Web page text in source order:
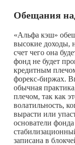
Обещания
«Альфа кэш»
высокие доходы,
счет чего она
фонд не будет
кредитным
форекс-биржах.
обычная
плечом, так как
волатильность,
вырасти или
основатели
записана в